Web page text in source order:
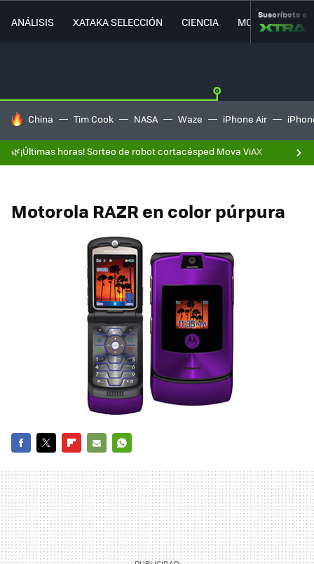
ANÁLISIS XATAKA SELECCIÓN CIENCIA MOVILIDAD
Suscríbete a
HOY SE HABLA DE
China Tim Cook NASA Waze iPhone Air
🌿¡Últimas horas! Sorteo de robot cortacésped Mova ViAX
Motorola RAZR en color púrpura
MAIL